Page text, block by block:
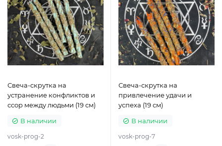
Свеча-скрутка на
устранение конфликтов и
ссор между людьми (19 см)
В наличии
vosk-prog-2
Свеча-скрутка на
привлечение удачи и
успеха (19 см)
В наличии
vosk-prog-7